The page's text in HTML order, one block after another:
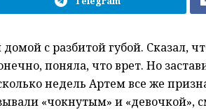
с разбитой губой. Сказал,
поняла, что врет. Но
недель Артем все же
«чокнутым» и «девочкой»,